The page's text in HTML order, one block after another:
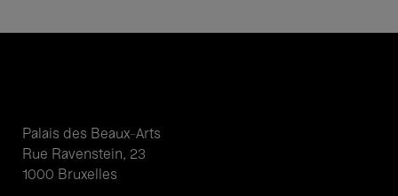
Palais des Beaux-Arts
Rue Ravenstein, 23
1000 Bruxelles